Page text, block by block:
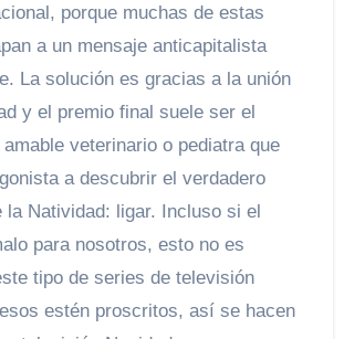
porque muchas de estas
a un mensaje anticapitalista
La solución es gracias a la unión
y el premio final suele ser el
veterinario o pediatra que
a descubrir el verdadero
la Natividad: ligar. Incluso si el
para nosotros, esto no es
tipo de series de televisión
estén proscritos, así se hacen